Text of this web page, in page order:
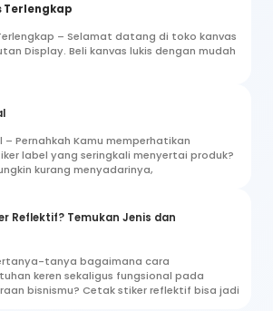
Terlengkap
– Selamat datang di toko kanvas
Display. Beli kanvas lukis dengan mudah
– Pernahkah Kamu memperhatikan
label yang seringkali menyertai produk?
kurang menyadarinya,
Reflektif? Temukan Jenis dan
tanya bagaimana cara
keren sekaligus fungsional pada
bisnismu? Cetak stiker reflektif bisa jadi